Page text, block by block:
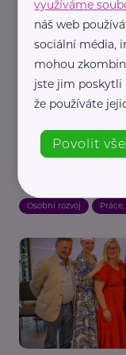
Pearmedia
Personalisté si
Jak může
Osobní rozvoj
využíváme
náš web
sociální média,
mohou
jste jim poskytli
že používáte
Povolit vše